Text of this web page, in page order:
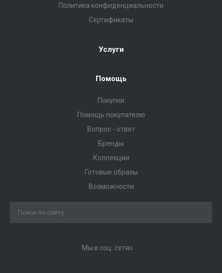
Политика конфиденциальности
Сертификаты
Услуги
Помощь
Покупки
Помощь покупателю
Вопрос - ответ
Бренды
Коллекции
Готовые образы
Возможности
Мы в соц. сетях